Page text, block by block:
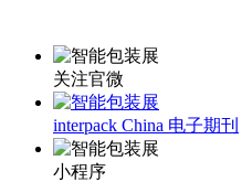
关注官微
interpack China 电子期刊
小程序